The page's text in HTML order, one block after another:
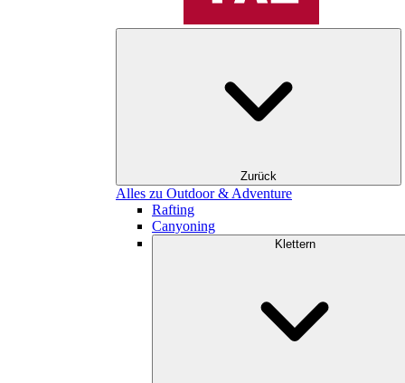
Zurück
Alles zu Outdoor & Adventure
Rafting
Canyoning
Klettern